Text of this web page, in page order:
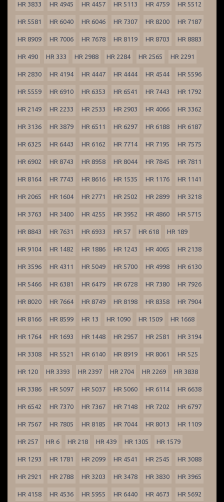
HR 3833 HR 4945 HR 4457 HR 5113 HR 4759 HR 5512
HR 5581 HR 6040 HR 6046 HR 7307 HR 8200 HR 7187
HR 8909 HR 7006 HR 7678 HR 8119 HR 8703 HR 8883
HR 490 HR 333 HR 2988 HR 2284 HR 2565 HR 2291
HR 2830 HR 4194 HR 4447 HR 4444 HR 4544 HR 5596
HR 5559 HR 6910 HR 6353 HR 6541 HR 7443 HR 1792
HR 2149 HR 2233 HR 2533 HR 2903 HR 4066 HR 3362
HR 3136 HR 3879 HR 6511 HR 6297 HR 6188 HR 6187
HR 6325 HR 6443 HR 6162 HR 7714 HR 7195 HR 7575
HR 6902 HR 8743 HR 8958 HR 8044 HR 7845 HR 7811
HR 8164 HR 7743 HR 8616 HR 1535 HR 1176 HR 1141
HR 2065 HR 1604 HR 2771 HR 2502 HR 2899 HR 3218
HR 3763 HR 3400 HR 4255 HR 3952 HR 4860 HR 5715
HR 8843 HR 7631 HR 6933 HR 57 HR 618 HR 189
HR 9104 HR 1482 HR 1886 HR 1243 HR 4065 HR 2138
HR 3596 HR 4311 HR 5049 HR 5700 HR 4998 HR 6130
HR 5466 HR 6381 HR 6479 HR 6728 HR 7380 HR 7926
HR 8020 HR 7664 HR 8749 HR 8198 HR 8358 HR 7904
HR 8166 HR 8599 HR 13 HR 1090 HR 1509 HR 1668
HR 1764 HR 1693 HR 1448 HR 2957 HR 2581 HR 3194
HR 3308 HR 5521 HR 6140 HR 8919 HR 8061 HR 525
HR 120 HR 3393 HR 2397 HR 2704 HR 2269 HR 3838
HR 3386 HR 5097 HR 5037 HR 5060 HR 6114 HR 6638
HR 6542 HR 7370 HR 7367 HR 7148 HR 7202 HR 6797
HR 7567 HR 7805 HR 8185 HR 7044 HR 8013 HR 1109
HR 257 HR 6 HR 218 HR 439 HR 1305 HR 1579
HR 1293 HR 1781 HR 2099 HR 4541 HR 2545 HR 3088
HR 2921 HR 2788 HR 3203 HR 3478 HR 3830 HR 3965
HR 4158 HR 4536 HR 5955 HR 6440 HR 4673 HR 5692